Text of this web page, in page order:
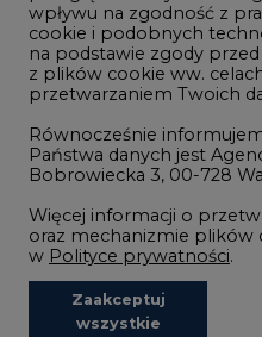
Fotowoltaika
Offshore wind
Zielone samorządy
Zielona gospodarka
©2002- 2021 - 2026
wpływu na zgodność z
cookie i podobnych
na podstawie zgody
z plików cookie ww.
przetwarzaniem Twoich
Równocześnie
Państwa danych jest
Bobrowiecka 3, 00-728
Więcej informacji o
oraz mechanizmie plików
w Polityce prywatności.
Zaakceptuj
wszystkie